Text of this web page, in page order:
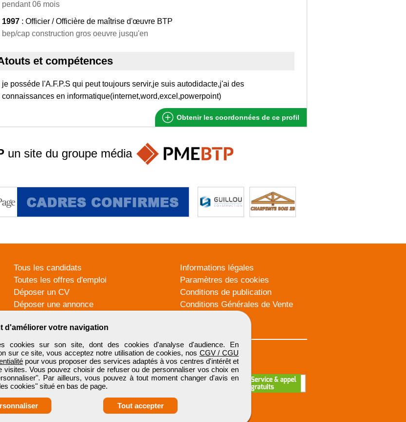
pendant 06 mois
1997 : Officier / Officière de maîtrise d'œuvre BTP
bep/cap construction gros oeuvre jusqu'en
et compétences
je posséde l'A.F.P.S qui peut toujours servir,je suis autodidacte,j'ai des
connaissances en informatique(internet,word,excel,powerpoint)
Obtenir les coordonnées de ce profil
d'améliorer votre navigation
cookies sur son site, dont des cookies d'analyse d'audience. En
sur ce site, vous acceptez notre utilisation de cookies, nos CGV / CGU
pour vous proposer des services adaptés à vos centres d'intérêt et
visites. Vous pouvez choisir de refuser ou de personnaliser vos choix en
Par ailleurs, vous pouvez à tout moment changer d'avis en
cookies" situé en bas de page.
Tout accepter
un site du groupe média
Tous les candidats
Toutes les offres d'emploi
Déposer un CV
Déposer une annonce
Informations légales
Paramètres des cookies
Conditions de publication
Conditions Générales de Vente